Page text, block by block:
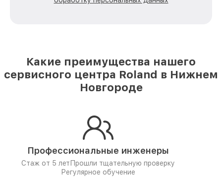
Какие преимущества нашего
сервисного центра Roland в Нижнем
Новгороде
Профессиональные инженеры
Стаж от 5 лет Прошли тщательную проверку
Регулярное обучение